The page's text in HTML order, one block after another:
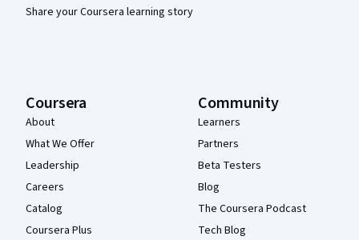
Share your Coursera learning story
Coursera
About
What We Offer
Leadership
Careers
Catalog
Coursera Plus
Community
Learners
Partners
Beta Testers
Blog
The Coursera Podcast
Tech Blog